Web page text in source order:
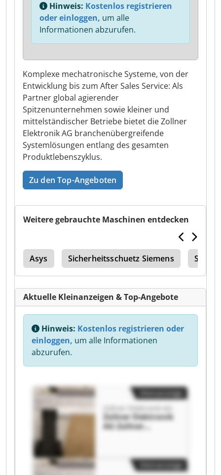
Komplexe mechatronische Systeme, von der
Entwicklung bis zum After Sales Service: Als
Partner global agierender
Spitzenunternehmen sowie kleiner und
mittelständischer Betriebe bietet die Zollner
Elektronik AG branchenübergreifende
Systemlösungen entlang des gesamten
Produktlebenszyklus.
Zu den Top-Angeboten
Hinweis: Kostenlos registrieren
oder einloggen, um alle
Informationen abzurufen.
Weitere gebrauchte Maschinen entdecken
Asys Sicherheitsschuetz Siemens
Aktuelle Kleinanzeigen & Top-Angebote
Hinweis: Kostenlos registrieren oder
einloggen, um alle Informationen
abzurufen.
Zollner Elektronik AG
Zollner Elektronik
AG Zollner
Kleinanzeige